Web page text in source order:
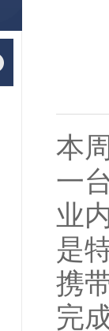
本
一
业
是
携
完